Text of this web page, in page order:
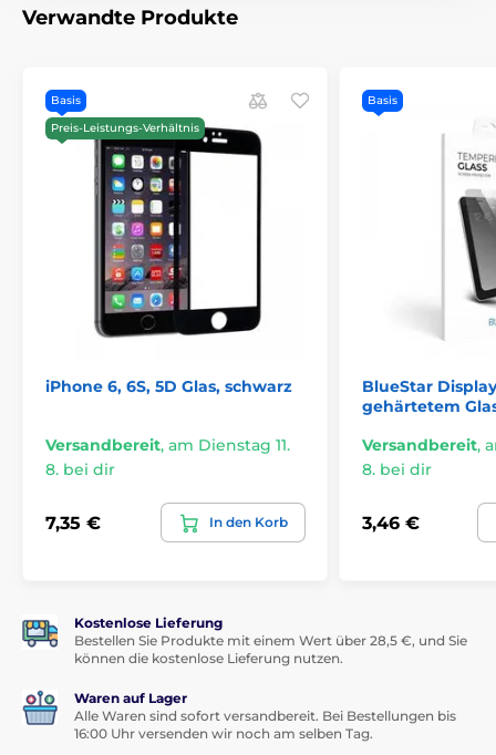
Verwandte Produkte
Basis
Preis-Leistungs-Verhältnis
iPhone 6, 6S, 5D Glas, schwarz
Versandbereit, am Dienstag 11.
8. bei dir
7,35 € In den Korb
Basis
BlueStar
gehärtetem
Versandbereit,
8. bei dir
3,46 €
Kostenlose Lieferung
Bestellen Sie Produkte mit einem Wert über 28,5 €, und Sie
können die kostenlose Lieferung nutzen.
Waren auf Lager
Alle Waren sind sofort versandbereit. Bei Bestellungen bis
16:00 Uhr versenden wir noch am selben Tag.